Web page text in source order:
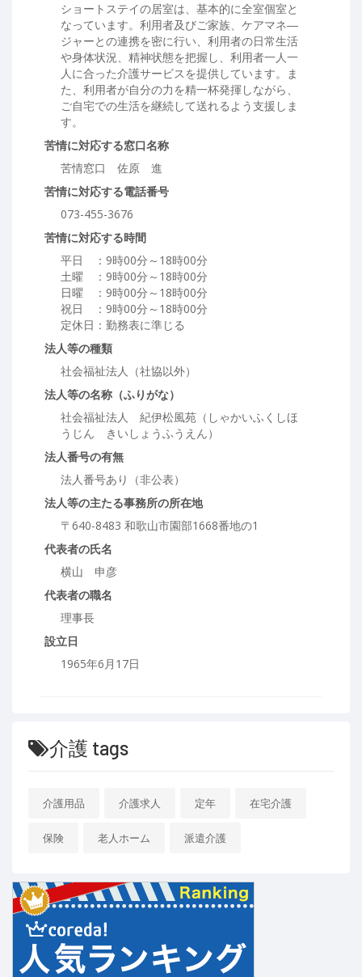
ショートステイの居室は、基本的に全室個室と
なっています。利用者及びご家族、ケアマネ―
ジャーとの連携を密に行い、利用者の日常生活
や身体状況、精神状態を把握し、利用者一人一
人に合った介護サービスを提供しています。ま
た、利用者が自分の力を精一杯発揮しながら、
ご自宅での生活を継続して送れるよう支援しま
す。
苦情に対応する窓口名称
苦情窓口 佐原 進
苦情に対応する電話番号
073-455-3676
苦情に対応する時間
平日 ：9時00分～18時00分
土曜 ：9時00分～18時00分
日曜 ：9時00分～18時00分
祝日 ：9時00分～18時00分
定休日：勤務表に準じる
法人等の種類
社会福祉法人（社協以外）
法人等の名称（ふりがな）
社会福祉法人 紀伊松風苑（しゃかいふくしほ
うじん きいしょうふうえん）
法人番号の有無
法人番号あり（非公表）
法人等の主たる事務所の所在地
〒640-8483 和歌山市園部1668番地の1
代表者の氏名
横山 申彦
代表者の職名
理事長
設立日
1965年6月17日
介護 tags
介護用品 介護求人 定年 在宅介護
保険 老人ホーム 派遣介護